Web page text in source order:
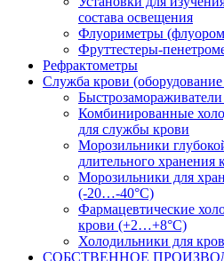
состава освещения
Флуориметры
Фруттестеры-
Рефрактометры
Служба крови
Комбинированные
для службы крови
Морозильники
длительного хранения
Морозильники для
(-20…-40°С)
Фармацевтические
крови (+2…+8°С)
Холодильники для
СОБСТВЕННОЕ